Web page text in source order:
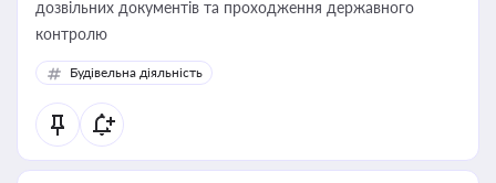
дозвільних документів та проходження державного
контролю
Будівельна діяльність